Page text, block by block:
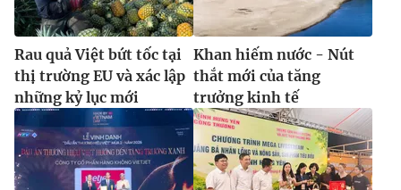
Rau quả Việt bứt tốc tại
thị trường EU và xác lập
những kỷ lục mới
Khan hiếm nước - Nút
thắt mới của tăng
trưởng kinh tế